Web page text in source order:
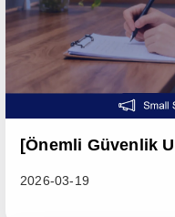
[Önemli Güvenlik
2026-03-19